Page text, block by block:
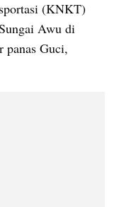
(KNKT)
Awu di
panas Guci,